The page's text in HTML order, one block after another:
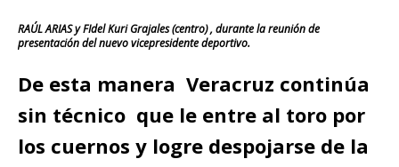
RAÚL ARIAS y FIdel Kuri Grajales (centro) , durante la reunión de
presentación del nuevo vicepresidente deportivo.
De esta manera Veracruz continúa
sin técnico que le entre al toro por
los cuernos y logre despojarse de la